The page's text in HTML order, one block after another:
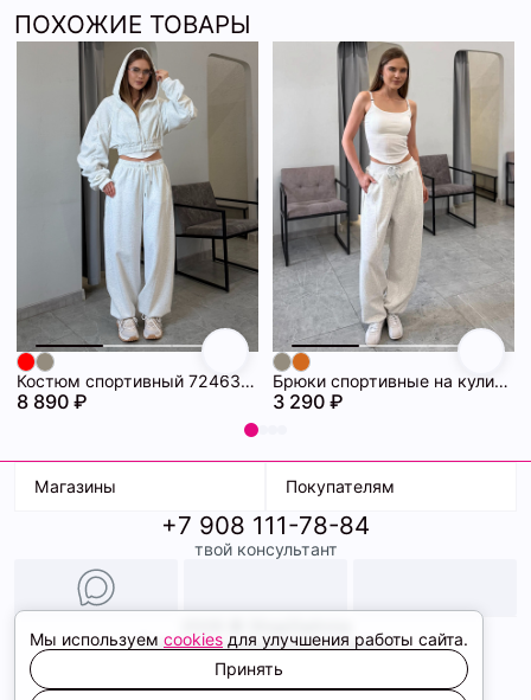
ПОХОЖИЕ ТОВАРЫ
Костюм спортивный 72463358\1225
8 890 ₽
Брюки спортивные на кулиске 72463314\1225
3 290 ₽
Магазины
ТК Терминал
ТРК Континент
Покупателям
Доставка
Условия оплаты
Образы
+7 908 111-78-84
твой консультант
Политика конфиденциальности
Соглашение cookie
Сайт создали
Мы используем cookies для улучшения работы сайта.
Принять